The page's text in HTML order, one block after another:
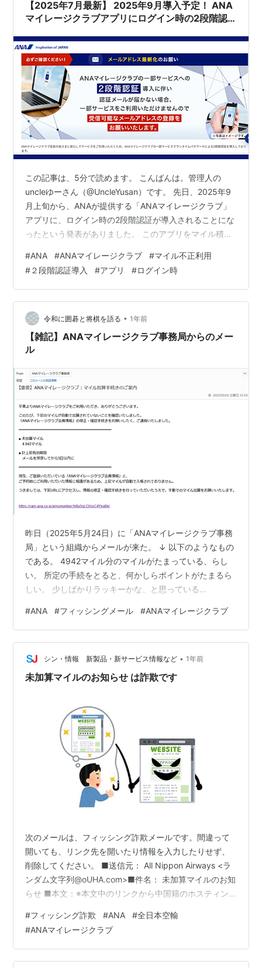
ム文字列.sendivio.com>…
【2025年7月最新】 2025年9月導入予定！ ANA
マイレージクラブアプリにログイン時の2段階認
この記事は、5分で読めます。 こんばんは。管理人の
uncleゆーさん（@UncleYusan）です。 先日、2025年9
月上旬から、ANAが提供する「ANAマイレージクラブ」
アプリに、ログイン時の2段階認証が導入されることにな
ったという発表がありました。 このアプリをマイル積算
ったはじめは、「まだ2段階認証を導入していなかったの
か？」「それにしても遅すぎる」と思いました。 でもよ
くよく考えると、WEBサイトもスマホアプリでも航空券
を予約する際、2段階認証になっていたことを思い出しま
した。 果たしてこれってどういうことなのか？ 2段階認
証とは？…
#ANA #ANAマイレージクラブ #マイル不正利用
#２段階認証導入 #アプリ #ログイン時
令和に囲碁と将棋を語る • 1年前
【雑記】ΑNAマイレージクラブ事務局からのメー
ル
昨日（2025年5月24日）に「ANAマイレージクラブ事務
局」という組織からメールが来た。 ↓ 以下のようなもの
である。 4942マイル分のマイルがたまっている、らし
い。 所定の手続をとると、何かしらポイントがたまるら
しい。 少しばかりラッキーかな、と思っている
いう素朴な疑問がわいてきた。 過去の自分の旅行の記録
を調べてみても、ここ数年、ANAの飛行機に乗った記録
も記憶も出てこない。元々、私の旅行は鉄道がメインで
ある。 ということで、上記のメールは「関わってはいけ
ないメール」であるという結論に落ち着いた。 どこで落
#ANA #フィッシングメール #ANAマイレージクラブ
シン・情報 新製品・新サービス情報など • 1年前
未加算マイルのお知らせ は詐欺です
次のメールは、フィッシング詐欺メールです。間違って
開いても、リンク先を開いたり情報を入力したりせず、
削除してください。 ■送信元： All Nippon Airways <ラ
ンダム文字列@oUHA.com>■件名： 未加算マイルのお知
らせ ■本文：※本文中のリンクから中国籍のホスティン
■送信元地域： Oxford, Mississippi, United States ■表
示される画面のコピー：■ANAの注意喚起： 弊社および
弊社グループ会社名を使用した不審なメールや身に覚え
のないメールにご注意ください（2025/4/10更新）
#フィッシング詐欺 #ANA #全日本空輸
#ANAマイレージクラブ